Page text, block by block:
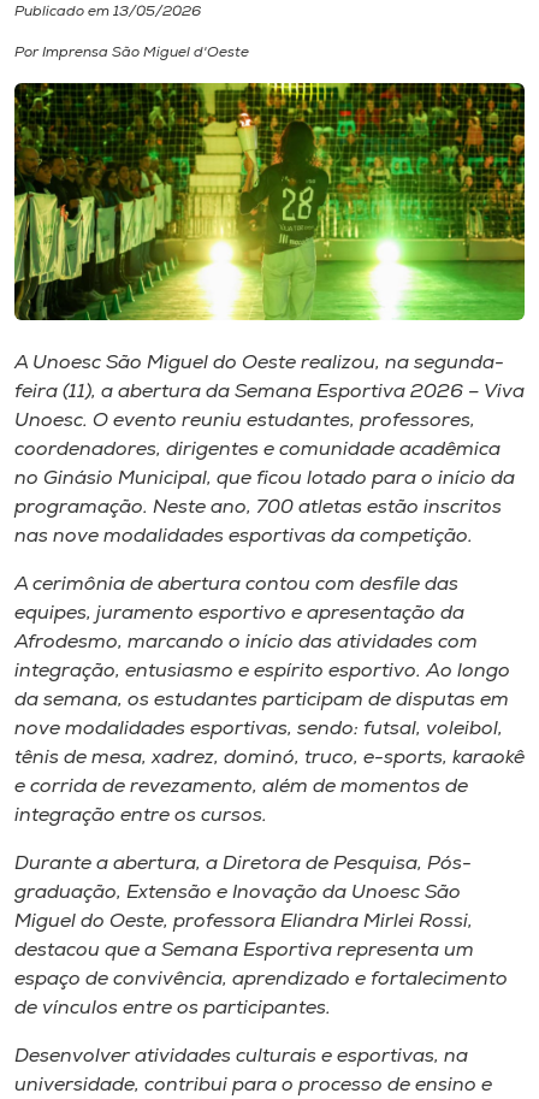
I.nova
Diplomados
Cultura
CPA
Editora
Rádio
Unoesc
Store
Selecione
o idioma
A+
A-
Publicado em 13/05/2026
Por Imprensa São Miguel d'Oeste
A Unoesc São Miguel do Oeste realizou, na segunda-
feira (11), a abertura da Semana Esportiva 2026 – Viva
Unoesc. O evento reuniu estudantes, professores,
coordenadores, dirigentes e comunidade acadêmica
no Ginásio Municipal, que ficou lotado para o início da
programação. Neste ano, 700 atletas estão inscritos
nas nove modalidades esportivas da competição.
A cerimônia de abertura contou com desfile das
equipes, juramento esportivo e apresentação da
Afrodesmo, marcando o início das atividades com
integração, entusiasmo e espírito esportivo. Ao longo
da semana, os estudantes participam de disputas em
nove modalidades esportivas, sendo: futsal, voleibol,
tênis de mesa, xadrez, dominó, truco, e-sports, karaokê
e corrida de revezamento, além de momentos de
integração entre os cursos.
Durante a abertura, a Diretora de Pesquisa, Pós-
graduação, Extensão e Inovação da Unoesc São
Miguel do Oeste, professora Eliandra Mirlei Rossi,
destacou que a Semana Esportiva representa um
espaço de convivência, aprendizado e fortalecimento
de vínculos entre os participantes.
Desenvolver atividades culturais e esportivas, na
universidade, contribui para o processo de ensino e